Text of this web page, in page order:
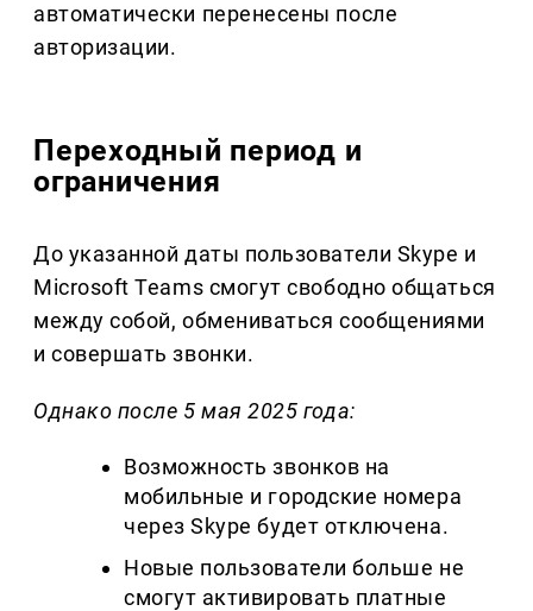
автоматически перенесены после
авторизации.
Переходный период и
ограничения
До указанной даты пользователи Skype и
Microsoft Teams смогут свободно общаться
между собой, обмениваться сообщениями
и совершать звонки.
Однако после 5 мая 2025 года:
Возможность звонков на
мобильные и городские номера
через Skype будет отключена.
Новые пользователи больше не
смогут активировать платные